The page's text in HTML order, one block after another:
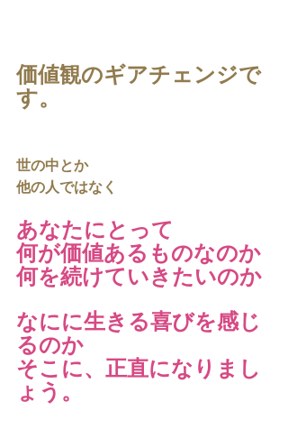
価値観のギアチェンジで
す。
世の中とか
他の人ではなく
あなたにとって
何が価値あるものなのか
何を続けていきたいのか
なにに生きる喜びを感じ
るのか
そこに、正直になりまし
ょう。